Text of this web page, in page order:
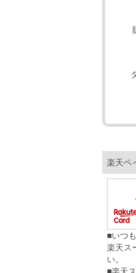
楽天ペ
■いつ
楽天ス
い。